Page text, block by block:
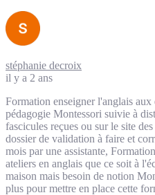
stéphanie decroix
il y a 2 ans
Formation enseigner l'anglais aux
pédagogie Montessori suivie à
fascicules reçues ou sur le site
dossier de validation à faire et
mois par une assistante,
ateliers en anglais que ce soit à
maison mais besoin de notion
plus pour mettre en place cette